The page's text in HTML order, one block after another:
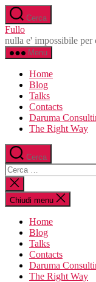
Salta
al
contenuto
Cerca
Fullo
nulla e' impossibile per
Menu
Home
Blog
Talks
Contacts
Daruma
The Right Way
Cerca
Cerca:
Chiudi
la
ricerca
Chiudi menu
Home
Blog
Talks
Contacts
Daruma
The Right Way